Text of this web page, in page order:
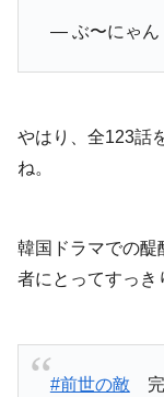
— ぶ〜にゃん
やはり、全123話
ね。
韓国ドラマでの醍
者にとってすっき
#前世の敵 完